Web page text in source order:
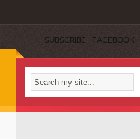
SUBSCRIBE FACEBOOK